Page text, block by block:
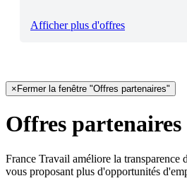
Afficher plus d'offres
× Fermer la fenêtre "Offres partenaires"
Offres partenaires
France Travail améliore la transparence
vous proposant plus d'opportunités